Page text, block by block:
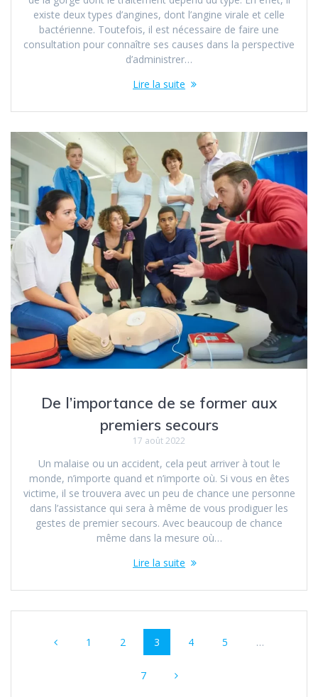
existe deux types d’angines, dont l’angine virale et celle
bactérienne. Toutefois, il est nécessaire de faire une
consultation pour connaître ses causes dans la perspective
d’administrer…
Lire la suite
De l’importance de se former aux
premiers secours
17 août 2022
Un malaise ou un accident, cela peut arriver à tout le
monde, n’importe quand et n’importe où. Si vous en êtes
victime, il se trouvera avec un peu de chance une personne
dans l’assistance qui sera à même de vous prodiguer les
gestes de premier secours. Avec beaucoup de chance
même dans la mesure où…
Lire la suite
Page
1 Page
2 Page
3 Page
4 Page
5 …
Page
7